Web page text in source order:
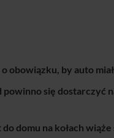
obowiązku, by auto
się dostarczyć
domu na kołach